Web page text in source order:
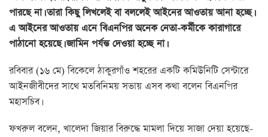
পারছে না। তারা কিছু লিখলেই বা বললেই আইনের আওতায় আনা হচ্ছে।
এ আইনের আওতায় এনে বিএনপির অনেক নেতা-কর্মীকে কারাগারে
পাঠানো হয়েছে। জামিন পর্যন্ত দেওয়া হচ্ছে না।
রবিবার (১৬ মে) বিকেলে ঠাকুরগাঁও শহরের একটি কমিউনিটি সেন্টারে
আইনজীবীদের সাথে মতবিনিময় সভায় এসব কথা বলেন বিএনপির
মহাসচিব।
ফখরুল বলেন, খালেদা জিয়ার বিরুদ্ধে মামলা দিয়ে সাজা দেয়া হয়েছে-